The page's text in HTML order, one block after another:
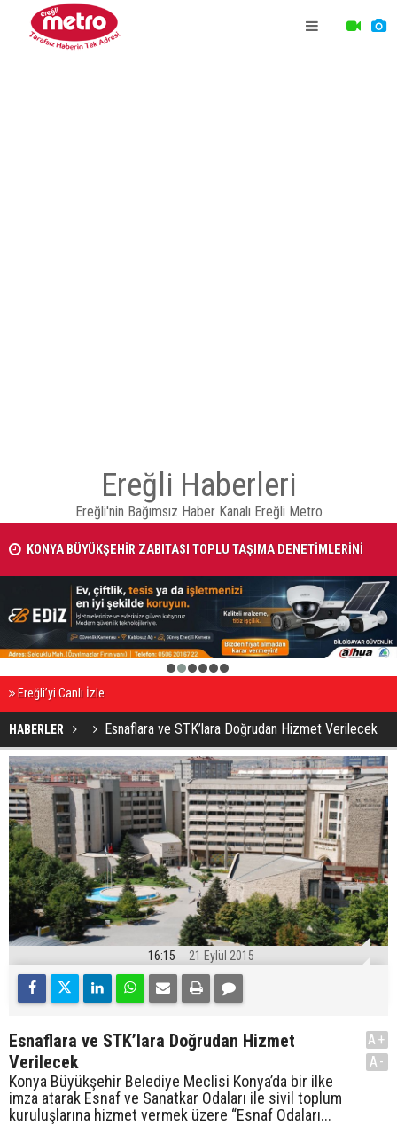
Ereğli Haberleri
Ereğli'nin Bağımsız Haber Kanalı Ereğli Metro
KONYA BÜYÜKŞEHİR ZABITASI TOPLU TAŞIMA DENETİMLERİNİ
SÜRDÜRÜYOR
2 3 4 5 6
Ereğli’yi Canlı İzle
HABERLER Esnaflara ve STK’lara Doğrudan Hizmet Verilecek
16:15 21 Eylül 2015
Esnaflara ve STK’lara Doğrudan Hizmet
Verilecek
Konya Büyükşehir Belediye Meclisi Konya’da bir ilke
imza atarak Esnaf ve Sanatkar Odaları ile sivil toplum
kuruluşlarına hizmet vermek üzere “Esnaf Odaları...
A+
A-